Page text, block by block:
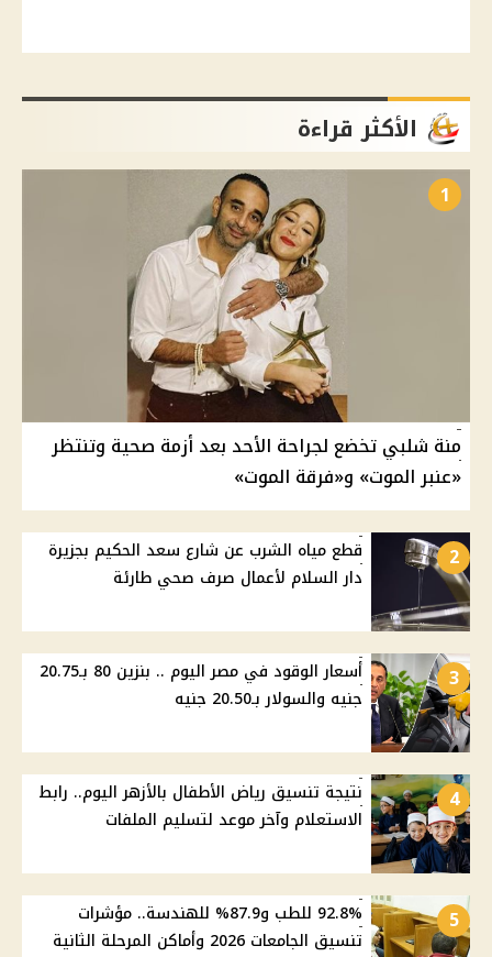
الأكثر قراءة
1
منة شلبي تخضع لجراحة الأحد بعد أزمة صحية وتنتظر
«عنبر الموت» و«فرقة الموت»
2
قطع مياه الشرب عن شارع سعد الحكيم بجزيرة
دار السلام لأعمال صرف صحي طارئة
3
أسعار الوقود في مصر اليوم .. بنزين 80 بـ20.75
جنيه والسولار بـ20.50 جنيه
4
نتيجة تنسيق رياض الأطفال بالأزهر اليوم.. رابط
الاستعلام وآخر موعد لتسليم الملفات
5
92.8% للطب و87.9% للهندسة.. مؤشرات
تنسيق الجامعات 2026 وأماكن المرحلة الثانية